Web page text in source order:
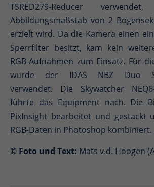
TSRED279-Reducer
Abbildungsmaßstab von 2
erzielt wird. Da die Kamera einen
Sperrfilter besitzt, kam kein
RGB-Aufnahmen zum Einsatz. Für
wurde der IDAS NBZ Duo
verwendet. Die Skywatcher
führte das Equipment nach. Die
PixInsight bearbeitet und gestackt
RGB-Daten in Photoshop kombiniert.
© Foto und Text: Mats v.d. Hoogen